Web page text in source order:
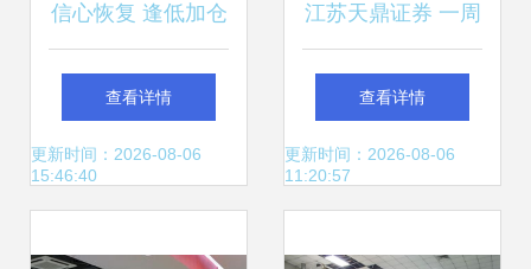
信心恢复 逢低加仓
查看详情
更新时间：2026-08-06
15:46:40
江苏天鼎证券 一周
大事前瞻
查看详情
更新时间：2026-08-06
11:20:57